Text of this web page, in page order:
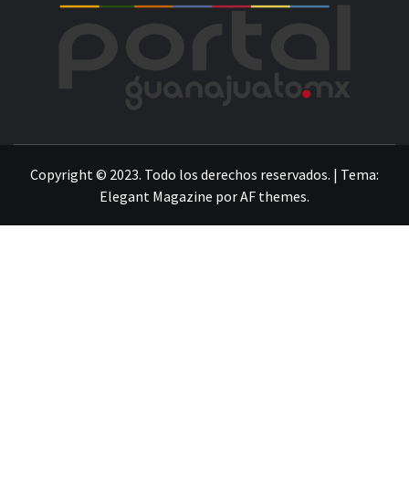
Copyright © 2023. Todo los derechos reservados. | Tema:
Elegant Magazine porAF themes.